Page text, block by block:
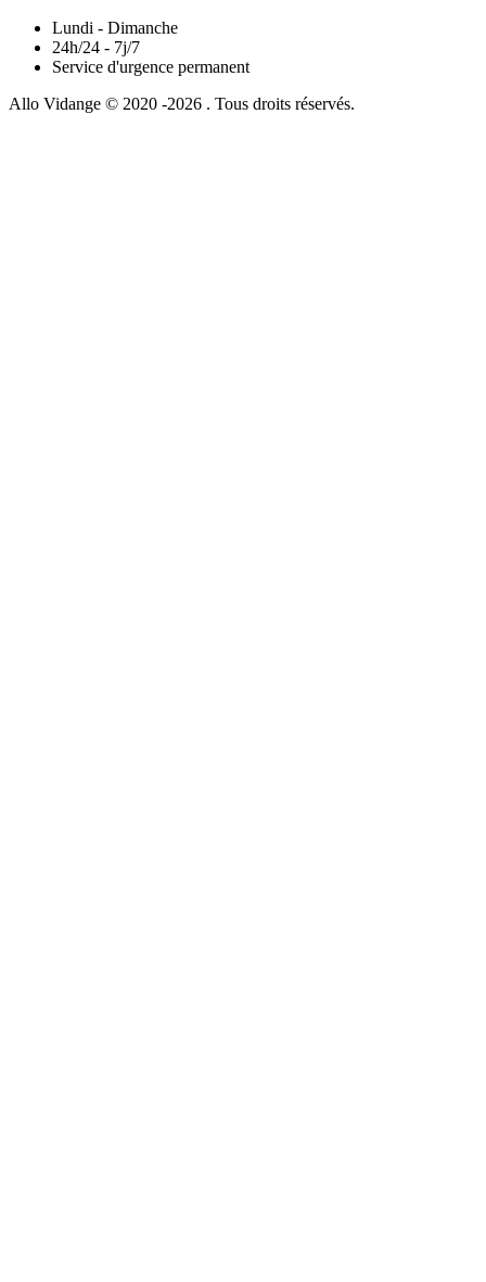
Lundi - Dimanche
24h/24 - 7j/7
Service d'urgence permanent
Allo Vidange © 2020 -2026 . Tous droits réservés.